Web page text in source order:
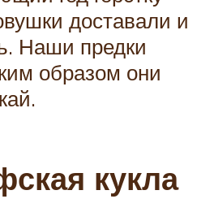
доставали и
Наши предки
образом они
кукла